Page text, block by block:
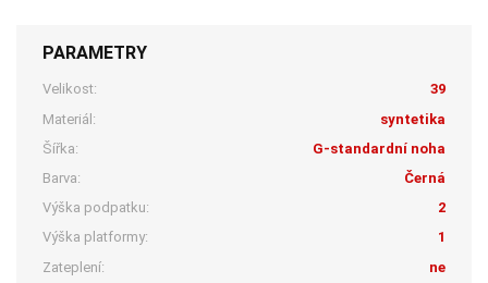
PARAMETRY
Velikost:
39
Materiál:
syntetika
Šířka:
G-standardní noha
Barva:
Černá
Výška podpatku:
2
Výška platformy:
1
Zateplení:
ne